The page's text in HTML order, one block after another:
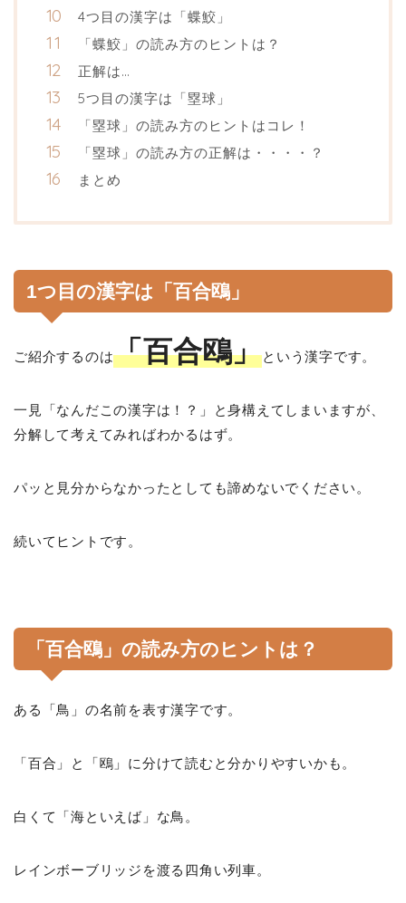
4つ目の漢字は「蝶鮫」
「蝶鮫」の読み方のヒントは？
正解は…
5つ目の漢字は「塁球」
「塁球」の読み方のヒントはコレ！
「塁球」の読み方の正解は・・・・？
まとめ
1つ目の漢字は「百合鴎」
ご紹介するのは「百合鴎」という漢字です。
一見「なんだこの漢字は！？」と身構えてしまいますが、
分解して考えてみればわかるはず。
パッと見分からなかったとしても諦めないでください。
続いてヒントです。
「百合鴎」の読み方のヒントは？
ある「鳥」の名前を表す漢字です。
「百合」と「鴎」に分けて読むと分かりやすいかも。
白くて「海といえば」な鳥。
レインボーブリッジを渡る四角い列車。